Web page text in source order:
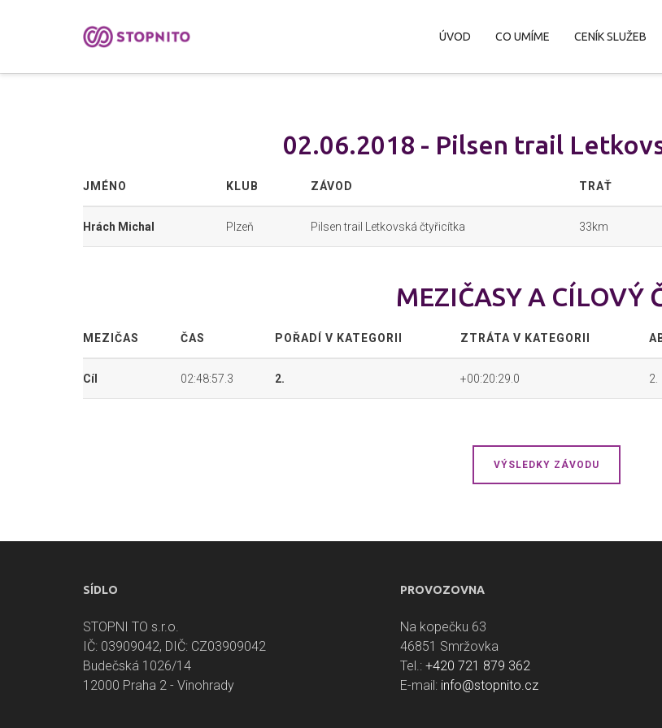
ÚVOD CO UMÍME CENÍK SLUŽEB
02.06.2018 - Pilsen trail
JMÉNO KLUB ZÁVOD TRAŤ
Hrách Michal Plzeň Pilsen trail Letkovská čtyřicítka 33km
MEZIČASY A CÍLOVÝ
MEZIČAS ČAS POŘADÍ V KATEGORII ZTRÁTA V KATEGORII
Cíl 02:48:57.3 2. +00:20:29.0 2.
VÝSLEDKY ZÁVODU
SÍDLO
STOPNI TO s.r.o.
IČ: 03909042, DIČ: CZ03909042
Budečská 1026/14
12000 Praha 2 - Vinohrady
PROVOZOVNA
Na kopečku 63
46851 Smržovka
Tel.: +420 721 879 362
E-mail: info@stopnito.cz